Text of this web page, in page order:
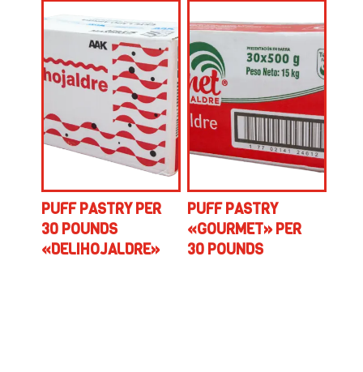
PUFF PASTRY PER
30 POUNDS
«DELIHOJALDRE»
PUFF PASTRY
«GOURMET» PER
30 POUNDS